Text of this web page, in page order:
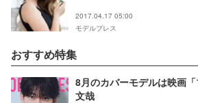
2017.04.17 05:00
モデルプレス
おすすめ特集
8月のカバーモデルは映画
文哉